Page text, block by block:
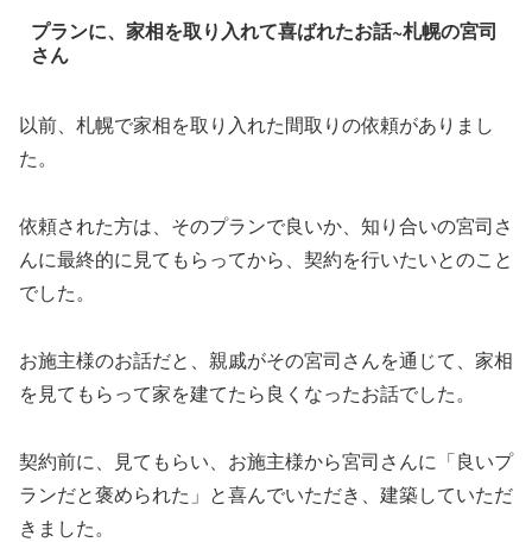
プランに、家相を取り入れて喜ばれたお話~札幌の宮司
さん
以前、札幌で家相を取り入れた間取りの依頼がありまし
た。
依頼された方は、そのプランで良いか、知り合いの宮司さ
んに最終的に見てもらってから、契約を行いたいとのこと
でした。
お施主様のお話だと、親戚がその宮司さんを通じて、家相
を見てもらって家を建てたら良くなったお話でした。
契約前に、見てもらい、お施主様から宮司さんに「良いプ
ランだと褒められた」と喜んでいただき、建築していただ
きました。